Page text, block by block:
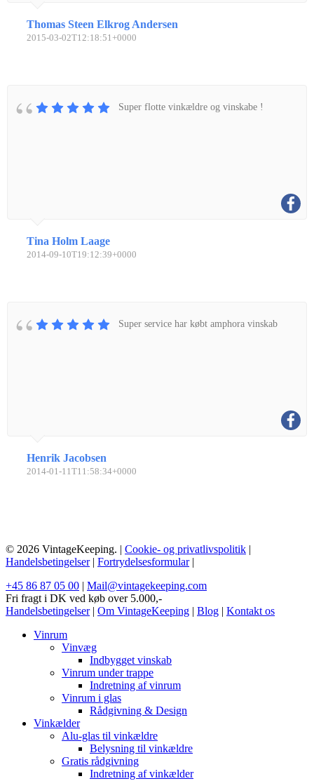
Thomas Steen Elkrog Andersen
2015-03-02T12:18:51+0000
Super flotte vinkældre og vinskabe !
Tina Holm Laage
2014-09-10T19:12:39+0000
Super service har købt amphora vinskab
Henrik Jacobsen
2014-01-11T11:58:34+0000
© 2026 VintageKeeping. | Cookie- og privatlivspolitik |
Handelsbetingelser| Fortrydelsesformular|
+45 86 87 05 00 | Mail@vintagekeeping.com
Fri fragt i DK ved køb over 5.000,-
Handelsbetingelser| Om VintageKeeping | Blog | Kontakt os
Vinrum
Vinvæg
Indbygget vinskab
Vinrum under trappe
Indretning af vinrum
Vinrum i glas
Rådgivning & Design
Vinkælder
Alu-glas til vinkældre
Belysning til vinkældre
Gratis rådgivning
Indretning af vinkælder